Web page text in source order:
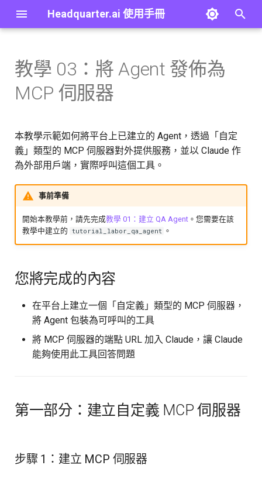
Headquarter.ai 使用手冊
字
行
概覽 第一個 Agent
概念
通用介面元件
建立 Agent
Agent 設定總覽
工具設定
概覽
檢索工具
搜尋引擎工具
MCP 伺服器工具
API 工具
HTTP 工具
與 Agent 對話
版本紀錄
建立 Workflow
開始與結束節點
流程控制節點
使用樣板建立
變數與資料引用
概覽
Template 語法
變數 (Variable)
進階：Path Parameters
版本紀錄
任務
概覽
結構化大型語言模型
Agent
程式碼
搜尋引擎
讀取網址
概覽
嵌入模型
樣板
知識庫
檢索器
分割器
載入器
連結器
儲存庫
概覽
使用者
使用者對話記錄
身分驗證
應用程式 API 金鑰
概覽
安全
API 金鑰
您將完成的內容
步驟 1：建立 MCP 伺服器
步驟 3：儲存並記下端點
URL
Connectors 設定
步驟 5：新增自訂
Connector
步驟 7：使用平台帳號登入
步驟 9：在 Claude 中提問
最佳實踐
詞彙表
常見問題
教學 03：將 Agent 發佈為
MCP 伺服器
本教學示範如何將平台上已建立的 Agent，透過「自定
義」類型的 MCP 伺服器對外提供服務，並以 Claude 作
為外部用戶端，實際呼叫這個工具。
事前準備
開始本教學前，請先完成教學 01：建立 QA Agent 。您需要在該
教學中建立的 tutorial_labor_qa_agent 。
您將完成的內容
在平台上建立一個「自定義」類型的 MCP 伺服器，
將 Agent 包裝為可呼叫的工具
將 MCP 伺服器的端點 URL 加入 Claude，讓 Claude
能夠使用此工具回答問題
第一部分：建立自定義 MCP 伺服器
步驟 1：建立 MCP 伺服器